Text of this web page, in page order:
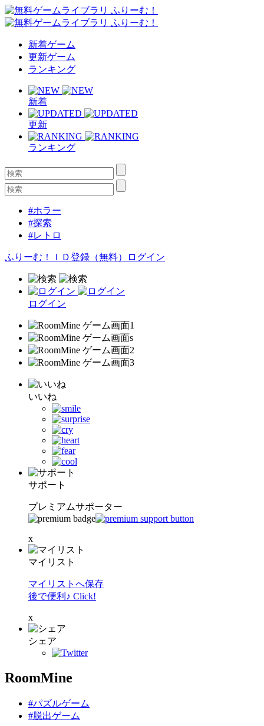
新着ゲーム
更新ゲーム
ランキング
新着
更新
ランキング
#ホラー
#探索
#レトロ
ふりーむ！ＩＤ登録（無料） ログイン
ログイン
いいね
サポート
プレミアムサポーター
x
マイリスト
マイリストへ保存
後で便利♪ Click!
x
シェア
RoomMine
#パズルゲーム
#脱出ゲーム